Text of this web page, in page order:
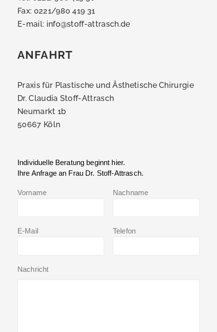
Fax: 0221/980 419 31
E-mail: info@stoff-attrasch.de
ANFAHRT
Praxis für Plastische und Ästhetische Chirurgie
Dr. Claudia Stoff-Attrasch
Neumarkt 1b
50667 Köln
Individuelle Beratung beginnt hier.
Ihre Anfrage an Frau Dr. Stoff-Attrasch.
Vorname Nachname
E-Mail Telefon
Nachricht